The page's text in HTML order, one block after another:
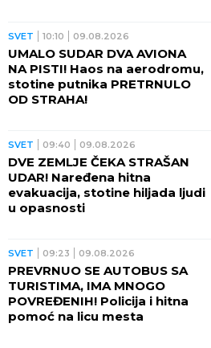
SVET 10:10 09.08.2026
UMALO SUDAR DVA AVIONA
NA PISTI! Haos na aerodromu,
stotine putnika PRETRNULO
OD STRAHA!
SVET 09:40 09.08.2026
DVE ZEMLJE ČEKA STRAŠAN
UDAR! Naređena hitna
evakuacija, stotine hiljada ljudi
u opasnosti
SVET 09:23 09.08.2026
PREVRNUO SE AUTOBUS SA
TURISTIMA, IMA MNOGO
POVREĐENIH! Policija i hitna
pomoć na licu mesta